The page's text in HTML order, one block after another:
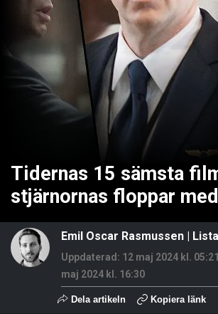
Tidernas 15 sämsta
stjärnornas floppar
Emil Oscar Rasmussen | Lista
Uppdaterad: 12 maj 2024 kl. 05:21
maj 2024 kl. 16:30
Dela artikeln Kopiera länk